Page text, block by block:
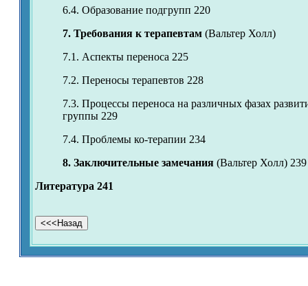
6.4. Образование подгрупп 220
7. Требования к терапевтам (Вальтер Холл)
7.1. Аспекты переноса 225
7.2. Переносы терапевтов 228
7.3. Процессы переноса на различных фазах
группы 229
7.4. Проблемы ко-терапии 234
8. Заключительные замечания (Вальтер Холл) 239
Литература 241